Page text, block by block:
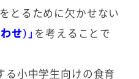
とるために欠かせない
せ）」 を考えることで
る小中学生向けの食育